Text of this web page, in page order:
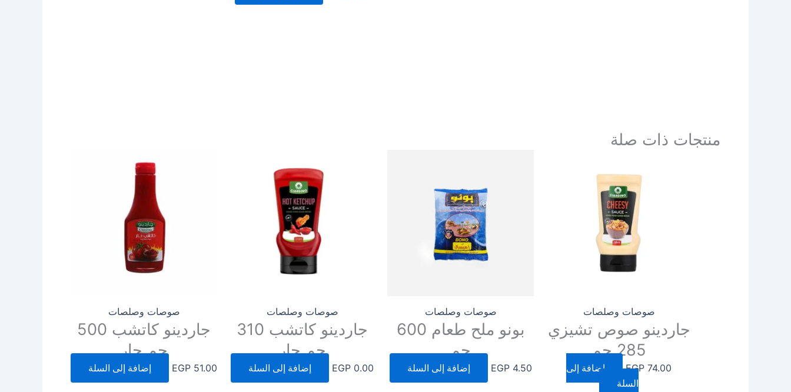
منتجات ذات صلة
صوصات وصلصات
جاردينو صوص تشيزي
285 جم
EGP 74.00
إضافة إلى
السلة
صوصات وصلصات
بونو ملح طعام 600
جم
EGP4.50 إضافة إلى السلة
صوصات وصلصات
جاردينو كاتشب 310
جم حار
EGP 0.00 إضافة إلى السلة
صوصات وصلصات
جاردينو كاتشب 500
جم حار
EGP 51.00 إضافة إلى السلة